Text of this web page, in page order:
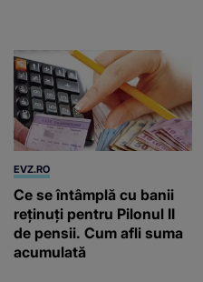
EVZ.RO
Ce se întâmplă cu banii
reținuți pentru Pilonul II
de pensii. Cum afli suma
acumulată